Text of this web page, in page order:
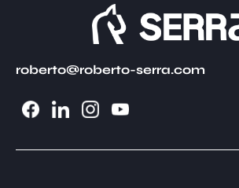
roberto@roberto-serra.com